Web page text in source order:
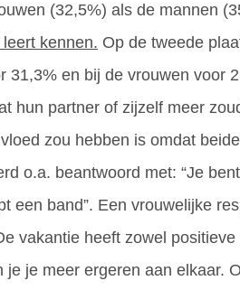
(32,5%) als de mannen
kennen. Op de tweede
31,3% en bij de vrouwen voor
hun partner of zijzelf meer
zou hebben is omdat
o.a. beantwoord met: “Je
een band”. Een vrouwelijke
vakantie heeft zowel
je je meer ergeren aan elkaar.